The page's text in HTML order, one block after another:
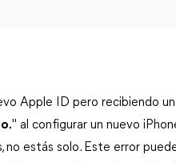
Apple ID pero recibiendo
" al configurar un nuevo
no estás solo. Este error